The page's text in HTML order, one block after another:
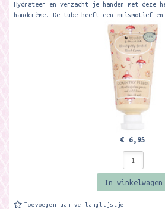
Hydrateer en verzacht je handen met deze
handcrème. De tube heeft een muismotief
€ 6,95
In winkelwagen
Toevoegen aan verlanglijstje